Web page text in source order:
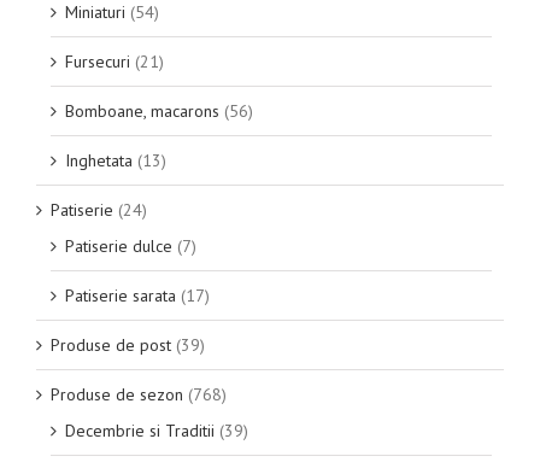
Miniaturi (54)
Fursecuri (21)
Bomboane, macarons (56)
Inghetata (13)
Patiserie (24)
Patiserie dulce (7)
Patiserie sarata (17)
Produse de post (39)
Produse de sezon (768)
Decembrie si Traditii (39)